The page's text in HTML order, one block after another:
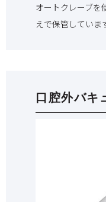
オートクレーブを
えで保管していま
口腔外バキ